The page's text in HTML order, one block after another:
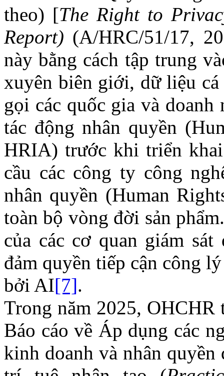
theo) [The Right to
Report) (A/HRC/51/17,
này bằng cách tập trung
xuyên biên giới, dữ liệu cá
gọi các quốc gia và
tác động nhân quyền
HRIA) trước khi triển
cầu các công ty công
nhân quyền (Human
toàn bộ vòng đời sản
của các cơ quan giám
đảm quyền tiếp cận công
bởi AI[7].
Trong năm 2025, OHCHR
Báo cáo về Áp dụng các
kinh doanh và nhân